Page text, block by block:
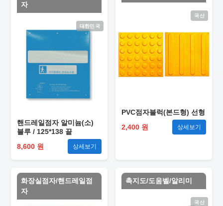
자
대한민국
핸드레일점자 알미늄(소)
블루 / 125*138 끝
8,600 원
상세보기
국산
PVC점자블럭(본드형) 선형
2,400 원
상세보기
화장실점자/핸드레일점
자
촉지도/도움벨/알리미
국산